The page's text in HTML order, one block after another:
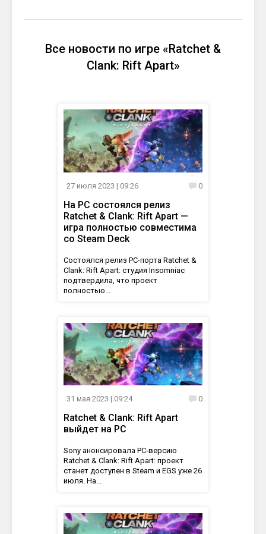
Все новости по игре «Ratchet &
Clank: Rift Apart»
27 июля 2023 | 09:26 0
На PC состоялся релиз
Ratchet & Clank: Rift Apart —
игра полностью совместима
со Steam Deck
Состоялся релиз PC-порта Ratchet &
Clank: Rift Apart: студия Insomniac
подтвердила, что проект
полностью...
31 мая 2023 | 09:24 0
Ratchet & Clank: Rift Apart
выйдет на PC
Sony анонсировала PC-версию
Ratchet & Clank: Rift Apart: проект
станет доступен в Steam и EGS уже 26
июля. На...